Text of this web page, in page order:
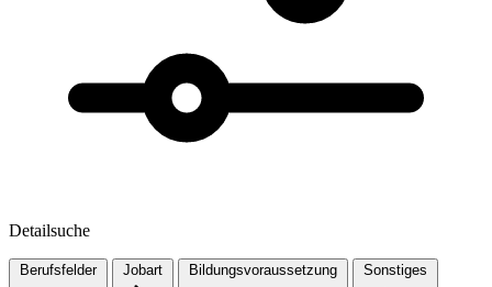
Detailsuche
Berufsfelder Jobart Bildungsvoraussetzung Sonstiges